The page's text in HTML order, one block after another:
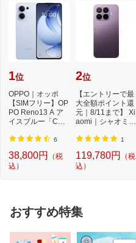
1位
OPPO｜オッポ
【SIMフリー】OP
PO Reno13 A ア
イスブルー「CPH
m Snapdr...
6
38,800円
（税
込）
2位
【エントリーで最
大全額ポイント還
元｜8/11まで】 Xi
aomi｜シャオミ
i...
1
119,780円
（税
込）
おすすめ特集